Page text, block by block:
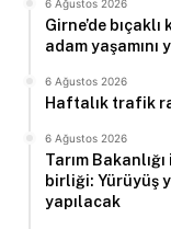
6 Ağustos 2026
Girne’de
adam yaşamını
6 Ağustos 2026
Haftalık trafik
6 Ağustos 2026
Tarım
birliği: Yürüyüş
yapılacak